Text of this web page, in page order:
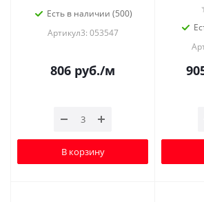
Есть в наличии (500)
Артикул3: 053547
806 руб./м
В корзину